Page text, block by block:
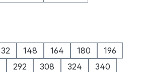
148 164 180
196
292 308 324
340